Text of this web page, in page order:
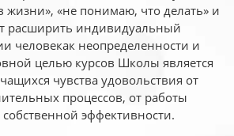
жизни», «не понимаю, что делать» и
расширить индивидуальный
человекак неопределенности и
целью курсов Школы является
чувства удовольствия от
процессов, от работы
собственной эффективности.